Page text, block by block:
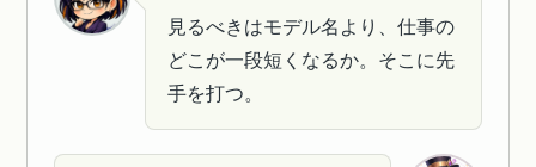
見るべきはモデル名より、仕事の
どこが一段短くなるか。そこに先
手を打つ。